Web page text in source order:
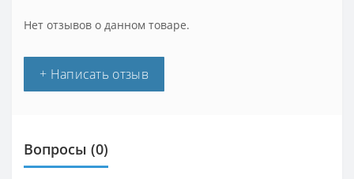
Нет отзывов о данном товаре.
+ Написать отзыв
Вопросы (0)